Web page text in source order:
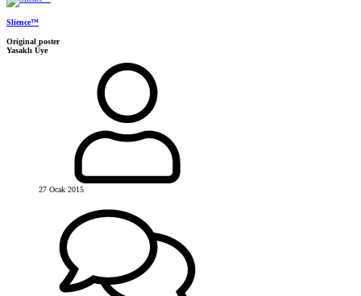
Slience™
Original poster
Yasaklı Üye
27 Ocak 2015